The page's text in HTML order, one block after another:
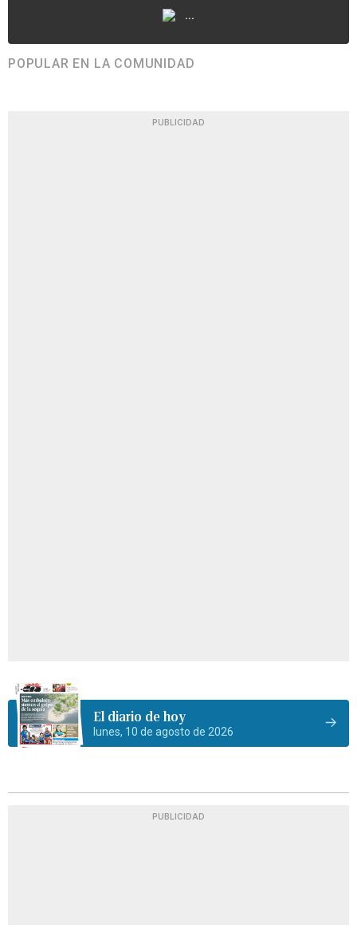
...
POPULAR EN LA COMUNIDAD
PUBLICIDAD
El diario de hoy
lunes, 10 de agosto de 2026
PUBLICIDAD